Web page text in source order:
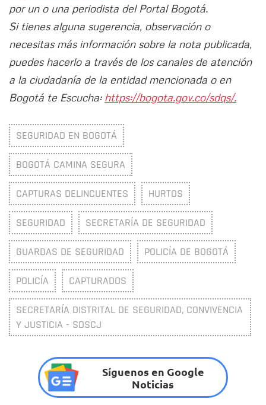
por un o una periodista del Portal Bogotá.
Si tienes alguna sugerencia, observación o
necesitas más información sobre la nota publicada,
puedes hacerlo a través de los canales de atención
a la ciudadanía de la entidad mencionada o en
Bogotá te Escucha: https://bogota.gov.co/sdqs/.
SEGURIDAD EN BOGOTÁ
BOGOTÁ CAMINA SEGURA
CAPTURAS DELINCUENTES HURTOS
SEGURIDAD SECRETARÍA DE SEGURIDAD
GUARDAS DE SEGURIDAD POLICÍA DE BOGOTÁ
POLICÍA CAPTURADOS
SECRETARÍA DISTRITAL DE SEGURIDAD, CONVIVENCIA
Y JUSTICIA - SDSCJ
Síguenos en Google
Noticias